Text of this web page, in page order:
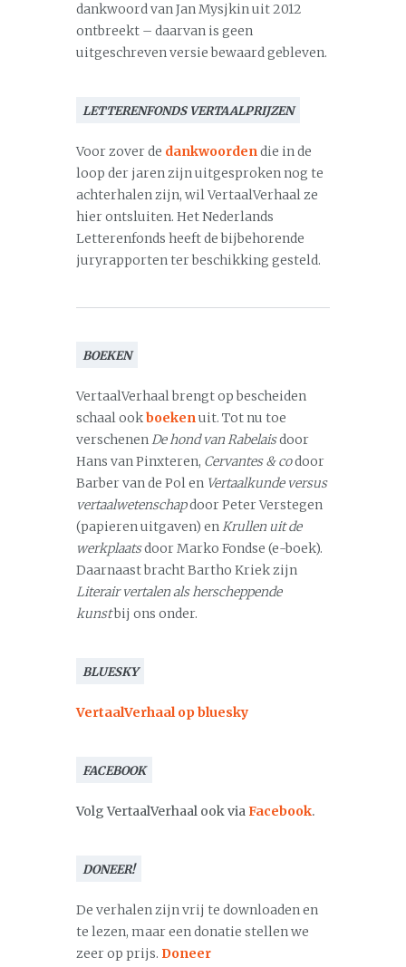
dankwoord van Jan Mysjkin uit 2012
ontbreekt – daarvan is geen
uitgeschreven versie bewaard gebleven.
LETTERENFONDS VERTAALPRIJZEN
Voor zover de dankwoordendie in de
loop der jaren zijn uitgesproken nog te
achterhalen zijn, wil VertaalVerhaal ze
hier ontsluiten. Het Nederlands
Letterenfonds heeft de bijbehorende
juryrapporten ter beschikking gesteld.
BOEKEN
VertaalVerhaal brengt op bescheiden
schaal ookboekenuit. Tot nu toe
verschenenDe hond van Rabelaisdoor
Hans van Pinxteren, Cervantes & codoor
Barber van de Pol en Vertaalkunde versus
vertaalwetenschapdoor Peter Verstegen
(papieren uitgaven) enKrullen uit de
werkplaatsdoor Marko Fondse (e-boek).
Daarnaast bracht Bartho Kriek zijn
Literair vertalen als herscheppende
kunstbij ons onder.
BLUESKY
VertaalVerhaal op bluesky
FACEBOOK
Volg VertaalVerhaal ook viaFacebook.
DONEER!
De verhalen zijn vrij te downloaden en
te lezen, maar een donatie stellen we
zeer op prijs. Doneer